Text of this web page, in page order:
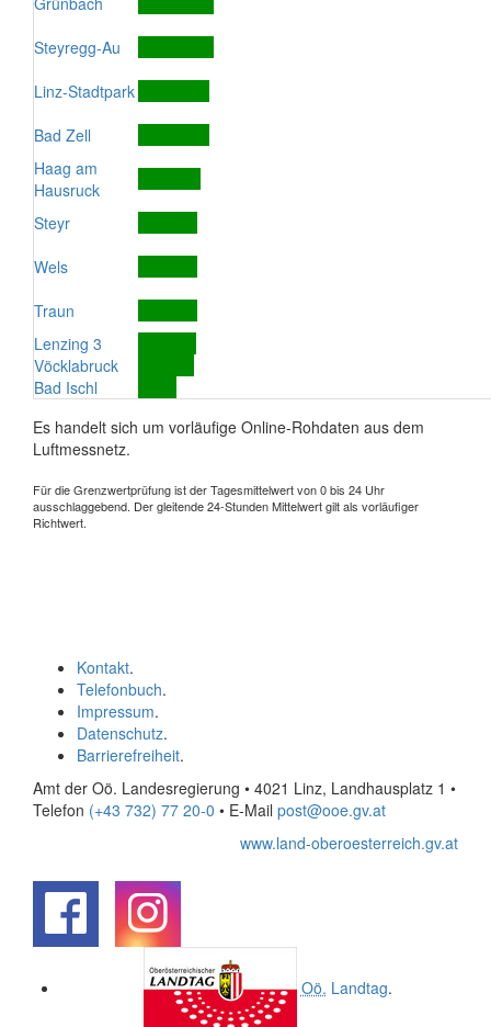
Steyregg-Au
Linz-Stadtpark
Bad Zell
Haag am
Hausruck
Steyr
Wels
Traun
Lenzing 3
Vöcklabruck
Bad Ischl
Es handelt sich um vorläufige Online-Rohdaten aus dem
Luftmessnetz.
Für die Grenzwertprüfung ist der Tagesmittelwert von 0 bis 24 Uhr
ausschlaggebend. Der gleitende 24-Stunden Mittelwert gilt als vorläufiger
Richtwert.
Kontakt.
Telefonbuch.
Impressum.
Datenschutz.
Barrierefreiheit.
Amt der Oö. Landesregierung • 4021 Linz, Landhausplatz 1 •
Telefon (+43 732) 77 20-0 • E-Mail post@ooe.gv.at
www.land-oberoesterreich.gv.at
Oö. Landtag.